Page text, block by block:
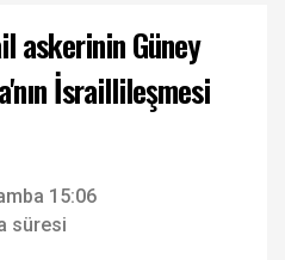
askerinin Güney
İsraillileşmesi
15:06
süresi